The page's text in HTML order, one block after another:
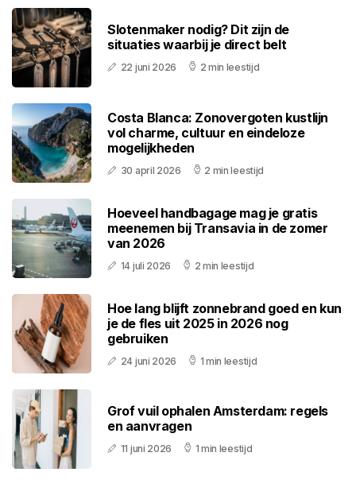
Slotenmaker nodig? Dit zijn de
situaties waarbij je direct belt
22 juni 2026 2 min leestijd
Costa Blanca: Zonovergoten kustlijn
vol charme, cultuur en eindeloze
mogelijkheden
30 april 2026 2 min leestijd
Hoeveel handbagage mag je gratis
meenemen bij Transavia in de zomer
van 2026
14 juli 2026 2 min leestijd
Hoe lang blijft zonnebrand goed en kun
je de fles uit 2025 in 2026 nog
gebruiken
24 juni 2026 1 min leestijd
Grof vuil ophalen Amsterdam: regels
en aanvragen
11 juni 2026 1 min leestijd